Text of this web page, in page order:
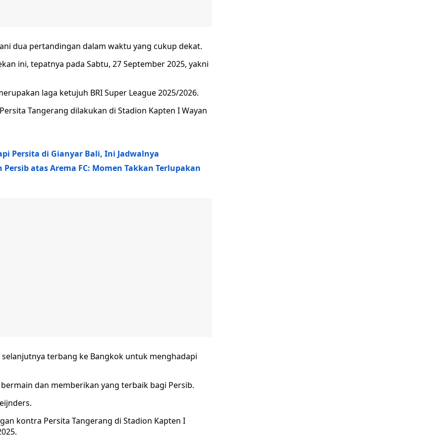
dua pertandingan dalam waktu yang cukup dekat.
ini, tepatnya pada Sabtu, 27 September 2025, yakni
laga ketujuh BRI Super League 2025/2026.
Tangerang dilakukan di Stadion Kapten I Wayan
Persita di Gianyar Bali, Ini Jadwalnya
atas Arema FC: Momen Takkan Terlupakan
terbang ke Bangkok untuk menghadapi
dan memberikan yang terbaik bagi Persib.
kontra Persita Tangerang di Stadion Kapten I